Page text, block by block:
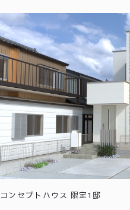
コンセプトハウス 限定1邸